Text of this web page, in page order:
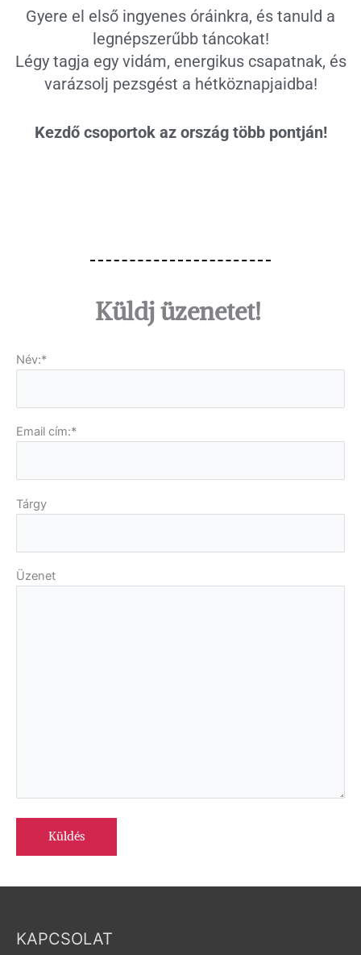
Gyere el első ingyenes óráinkra, és tanuld a
legnépszerűbb táncokat!
Légy tagja egy vidám, energikus csapatnak, és
varázsolj pezsgést a hétköznapjaidba!
Kezdő csoportok az ország több pontján!
Küldj üzenetet!
Név:*
Email cím:*
Tárgy
Üzenet
KAPCSOLAT